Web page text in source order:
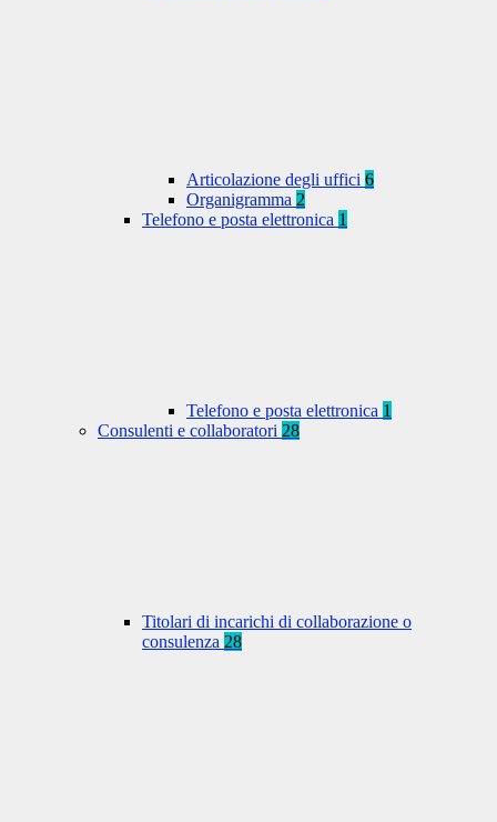
Articolazione degli uffici 6
Organigramma 2
Telefono e posta elettronica 1
Telefono e posta elettronica 1
Consulenti e collaboratori 28
Titolari di incarichi di collaborazione o
consulenza 28